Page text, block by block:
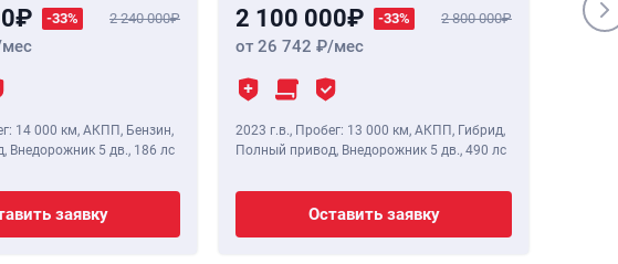
-33% 2 240 000
14 000 км, АКПП, Бензин,
Внедорожник 5 дв., 186 лс
заявку
2 100 000 -33% 2 800 000
от 26 742 /мес
2023 г.в., Пробег: 13 000 км, АКПП, Гибрид,
Полный привод, Внедорожник 5 дв., 490 лс
Оставить заявку
1